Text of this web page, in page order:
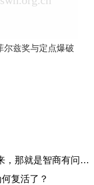
尔兹奖与定点爆破
就是智商有问题了
复活了？